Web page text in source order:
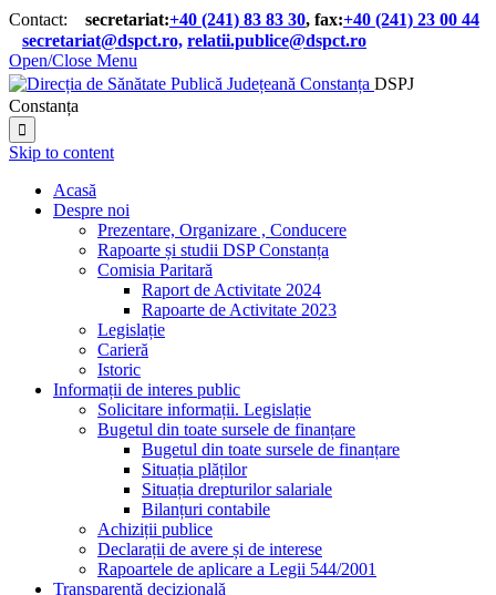
Contact: secretariat:+40 (241) 83 83 30, fax:+40 (241) 23 00 44
secretariat@dspct.ro, relatii.publice@dspct.ro
Open/Close Menu
DSPJ
Constanța

Skip to content
Acasă
Despre noi
Prezentare, Organizare , Conducere
Rapoarte și studii DSP Constanța
Comisia Paritară
Raport de Activitate 2024
Rapoarte de Activitate 2023
Legislație
Carieră
Istoric
Informații de interes public
Solicitare informații. Legislație
Bugetul din toate sursele de finanțare
Bugetul din toate sursele de finanțare
Situația plăților
Situația drepturilor salariale
Bilanțuri contabile
Achiziții publice
Declarații de avere și de interese
Rapoartele de aplicare a Legii 544/2001
Transparență decizională